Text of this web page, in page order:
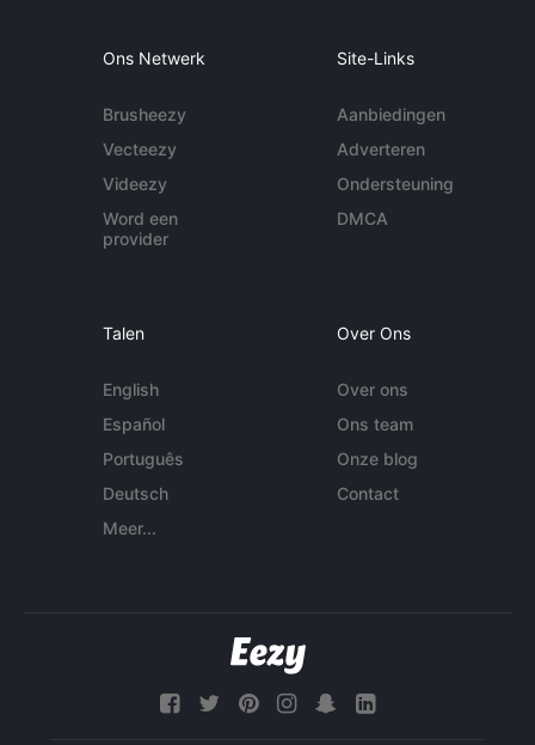
Ons Netwerk
Brusheezy
Vecteezy
Videezy
Word een
provider
Site-Links
Aanbiedingen
Adverteren
Ondersteuning
DMCA
Talen
English
Español
Português
Deutsch
Meer...
Over Ons
Over ons
Ons team
Onze blog
Contact